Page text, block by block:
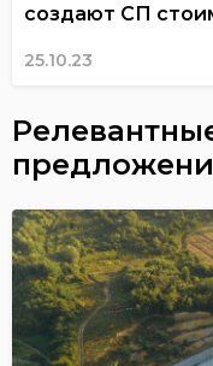
создают СП
25.10.23